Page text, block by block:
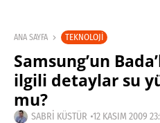
ANA SAYFA TEKNOLOJI
Samsung’un
ilgili detaylar su
mu?
SABRI KÜSTÜR 12 KASIM 2009